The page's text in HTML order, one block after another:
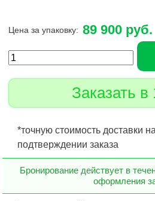
Цена за упаковку: 89 900 руб.
Заказать в
*точную стоимость доставки
подтверждении заказа
Бронирование действует в
оформления